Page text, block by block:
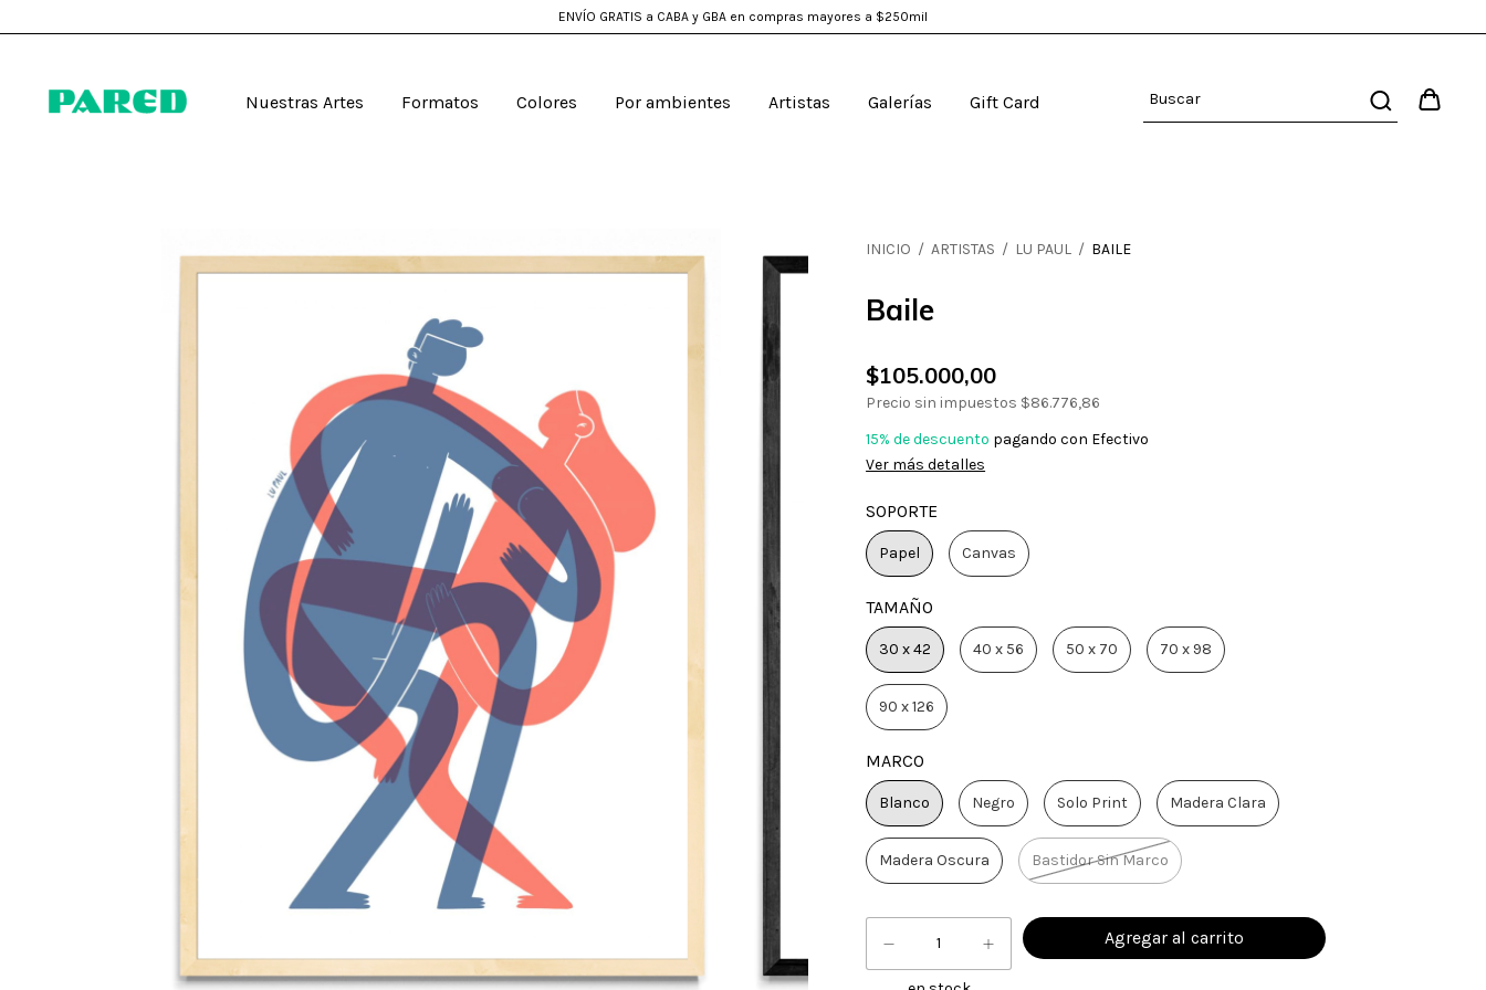
ENVÍO GRATIS a CABA y GBA en compras mayores a $250mil
Nuestras Artes Formatos Colores Por ambientes Artistas Galerías Gift Card
INICIO / ARTISTAS / LU PAUL / BAILE
Baile
$105.000,00
Precio sin impuestos $86.776,86
15% de descuento pagando con Efectivo
Ver más detalles
SOPORTE
Papel Canvas
TAMAÑO
30 x 42 40 x 56 50 x 70 70 x 98
90 x 126
MARCO
Blanco Negro Solo Print Madera Clara
Madera Oscura Bastidor Sin Marco